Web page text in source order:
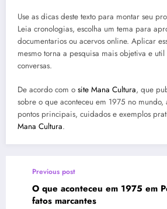
Use as dicas deste texto para montar seu
Leia cronologias, escolha um tema para
documentarios ou acervos online. Aplicar
mesmo torna a pesquisa mais objetiva e util
conversas.
De acordo com o site Mana Cultura, que
sobre o que aconteceu em 1975 no
pontos principais, cuidados e exemplos
Mana Cultura.
Previous post
O que aconteceu em 1975 em
fatos marcantes